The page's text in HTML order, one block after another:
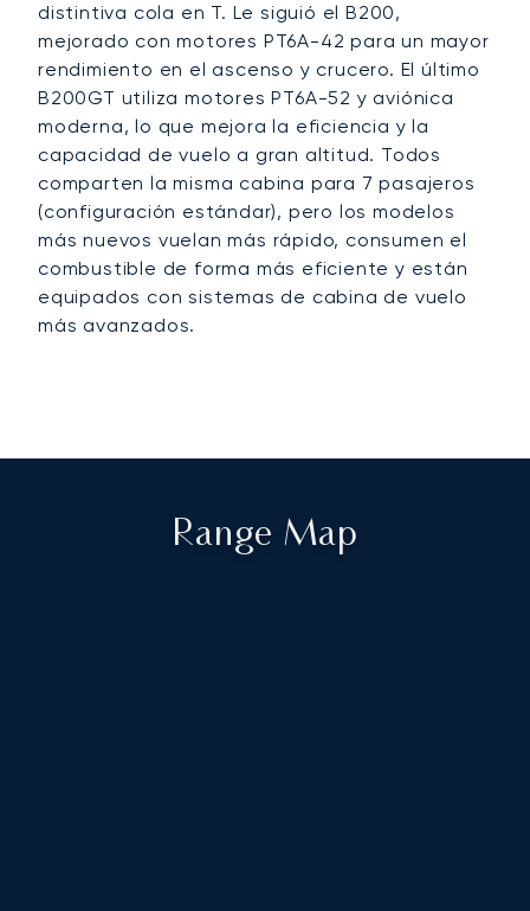
distintiva cola en T. Le siguió el B200,
mejorado con motores PT6A-42 para un mayor
rendimiento en el ascenso y crucero. El último
B200GT utiliza motores PT6A-52 y aviónica
moderna, lo que mejora la eficiencia y la
capacidad de vuelo a gran altitud. Todos
comparten la misma cabina para 7 pasajeros
(configuración estándar), pero los modelos
más nuevos vuelan más rápido, consumen el
combustible de forma más eficiente y están
equipados con sistemas de cabina de vuelo
más avanzados.
Range Map